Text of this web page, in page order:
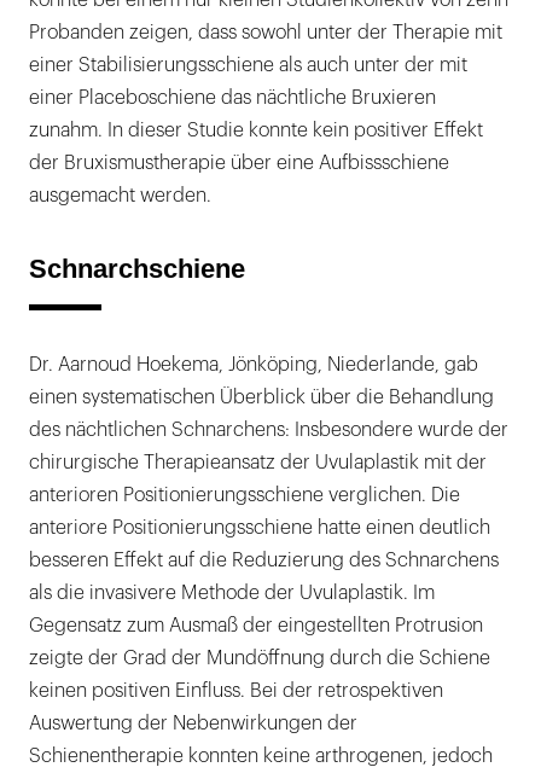
Probanden zeigen, dass sowohl unter der Therapie mit
einer Stabilisierungsschiene als auch unter der mit
einer Placeboschiene das nächtliche Bruxieren
zunahm. In dieser Studie konnte kein positiver Effekt
der Bruxismustherapie über eine Aufbissschiene
ausgemacht werden.
Schnarchschiene
Dr. Aarnoud Hoekema, Jönköping, Niederlande, gab
einen systematischen Überblick über die Behandlung
des nächtlichen Schnarchens: Insbesondere wurde der
chirurgische Therapieansatz der Uvulaplastik mit der
anterioren Positionierungsschiene verglichen. Die
anteriore Positionierungsschiene hatte einen deutlich
besseren Effekt auf die Reduzierung des Schnarchens
als die invasivere Methode der Uvulaplastik. Im
Gegensatz zum Ausmaß der eingestellten Protrusion
zeigte der Grad der Mundöffnung durch die Schiene
keinen positiven Einfluss. Bei der retrospektiven
Auswertung der Nebenwirkungen der
Schienentherapie konnten keine arthrogenen, jedoch